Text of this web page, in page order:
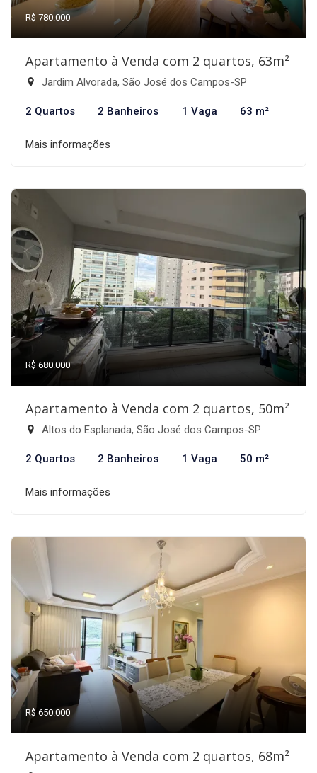
R$ 780.000
Apartamento à Venda com 2 quartos, 63m²
Jardim Alvorada, São José dos Campos-SP
2 Quartos 2 Banheiros 1 Vaga 63 m²
Mais informações
R$ 680.000
Apartamento à Venda com 2 quartos, 50m²
Altos do Esplanada, São José dos Campos-SP
2 Quartos 2 Banheiros 1 Vaga 50 m²
Mais informações
R$ 650.000
Apartamento à Venda com 2 quartos, 68m²